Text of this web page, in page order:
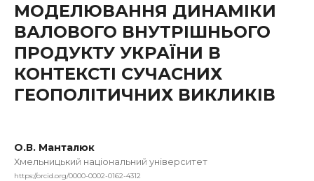
МОДЕЛЮВАННЯ ДИНАМІКИ
ВАЛОВОГО ВНУТРІШНЬОГО
ПРОДУКТУ УКРАЇНИ В
КОНТЕКСТІ СУЧАСНИХ
ГЕОПОЛІТИЧНИХ ВИКЛИКІВ
О.В. Манталюк
Хмельницький національний університет
https://orcid.org/0000-0002-0162-4312